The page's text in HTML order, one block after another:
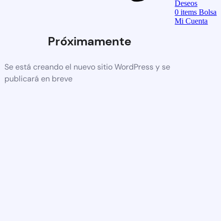
Próximamente
Se está creando el nuevo sitio WordPress y se
publicará en breve
Deseos
0items Bolsa
Mi Cuenta